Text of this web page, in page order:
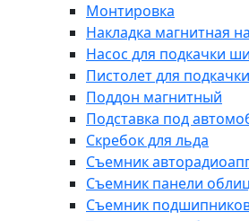
Монтировка
Накладка магнитная
Насос для подкачки
Пистолет для
Поддон магнитный
Подставка под
Скребок для льда
Съемник
Съемник панели
Съемник